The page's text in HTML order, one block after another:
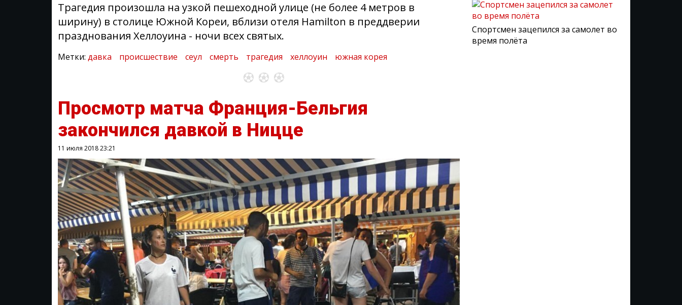
Трагедия произошла на узкой пешеходной улице (не более 4 метров в
ширину) в столице Южной Кореи, вблизи отеля Hamilton в преддверии
празднования Хеллоуина - ночи всех святых.
Метки: давка происшествие сеул смерть трагедия хеллоуин южная корея
Просмотр матча Франция-Бельгия
закончился давкой в Ницце
11 июля 201823:21
Спортсмен зацепился за самолет во
время полёта